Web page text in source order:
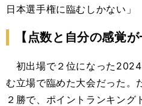
日本選手権に臨むしかない」
【点数と自分の感覚
初出場で２位になった
む立場で臨めた大会だった。
２勝で、ポイントランキング